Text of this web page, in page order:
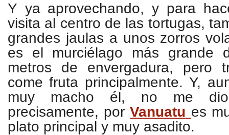
Y ya aprovechando, y para
visita al centro de las tortugas,
grandes jaulas a unos zorros
es el murciélago más grande
metros de envergadura, pero
come fruta principalmente. Y,
muy macho él, no me
precisamente, porVanuatu es
plato principal y muy asadito.